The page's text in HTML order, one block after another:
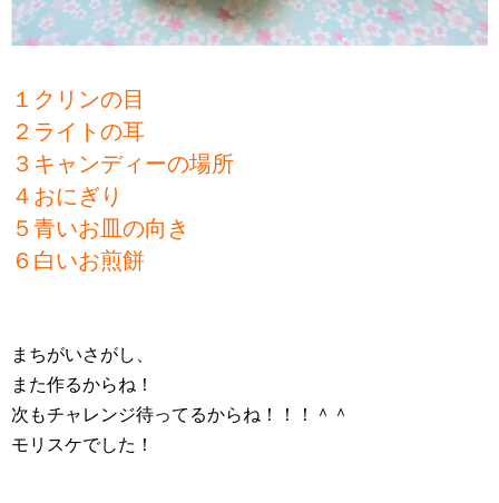
１クリンの目
２ライトの耳
３キャンディーの場所
４おにぎり
５青いお皿の向き
６白いお煎餅
まちがいさがし、
また作るからね！
次もチャレンジ待ってるからね！！！＾＾
モリスケでした！